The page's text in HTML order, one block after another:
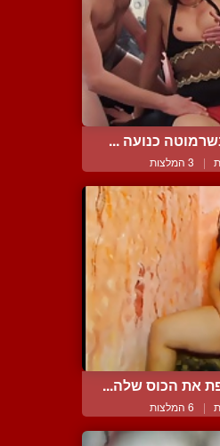
כנועה ...
| 3 המלצות
את הכוס שלה...
| 6 המלצות